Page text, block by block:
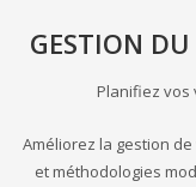
GESTION
Planifiez vos
Améliorez la gestion
et méthodologies